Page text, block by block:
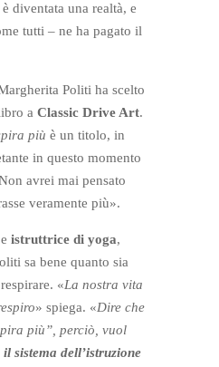
diventata una realtà, e
tutti – ne ha pagato il
Politi ha scelto
a Classic Drive Art.
più è un titolo, in
in questo momento
avrei mai pensato
veramente più».
istruttrice di yoga,
sa bene quanto sia
«La nostra vita
» spiega. «Dire che
più”, perciò, vuol
sistema dell’istruzione